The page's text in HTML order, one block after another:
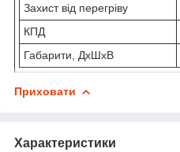
Захист від перегріву
КПД
Габарити, ДхШхВ
Приховати
Характеристики